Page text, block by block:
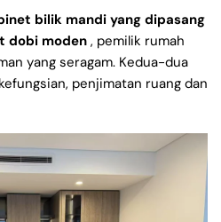
bilik mandi yang dipasang
dobi moden, pemilik rumah
yang seragam. Kedua-dua
penjimatan ruang dan